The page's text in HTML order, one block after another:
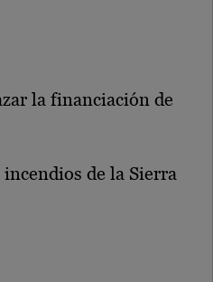
la financiación de
de la Sierra